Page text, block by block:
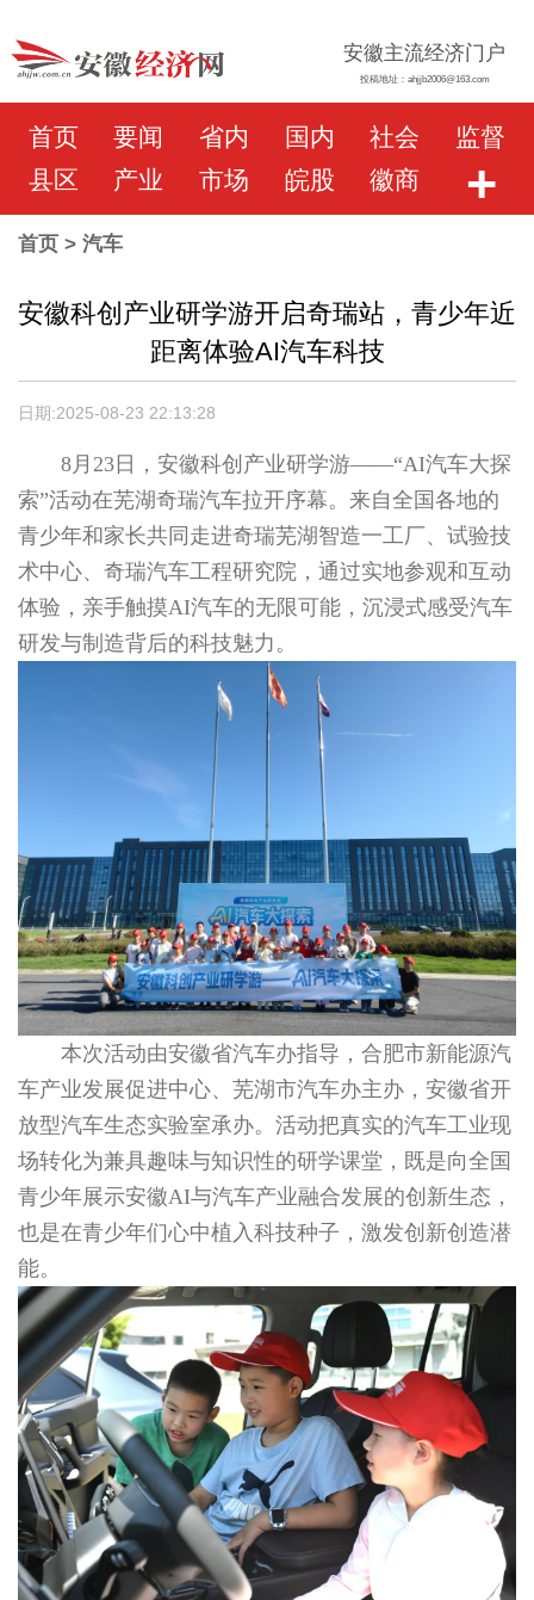
安徽主流经济门户
投稿地址：ahjjb2006@163.com
首页 要闻 省内 国内 社会
监督
县区
产业 市场 皖股 徽商 +
首页> 汽车
安徽科创产业研学游开启奇瑞站，青少年近
距离体验AI汽车科技
日期:2025-08-23 22:13:28
8月23日，安徽科创产业研学游——“AI汽车大探
索”活动在芜湖奇瑞汽车拉开序幕。来自全国各地的
青少年和家长共同走进奇瑞芜湖智造一工厂、试验技
术中心、奇瑞汽车工程研究院，通过实地参观和互动
体验，亲手触摸AI汽车的无限可能，沉浸式感受汽车
研发与制造背后的科技魅力。
本次活动由安徽省汽车办指导，合肥市新能源汽
车产业发展促进中心、芜湖市汽车办主办，安徽省开
放型汽车生态实验室承办。活动把真实的汽车工业现
场转化为兼具趣味与知识性的研学课堂，既是向全国
青少年展示安徽AI与汽车产业融合发展的创新生态，
也是在青少年们心中植入科技种子，激发创新创造潜
能。